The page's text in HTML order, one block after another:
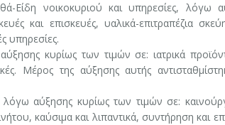
Είδη νοικοκυριού και υπηρεσίες, λόγω
και επισκευές, υαλικά-επιτραπέζια
υπηρεσίες.
κυρίως των τιμών σε: ιατρικά
Μέρος της αύξησης αυτής
αύξησης κυρίως των τιμών σε:
καύσιμα και λιπαντικά, συντήρηση